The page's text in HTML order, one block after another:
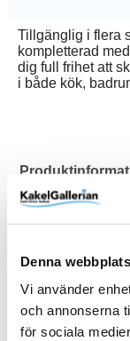
Denna
Vi använder
och annonserna
för sociala
Tillgänglig i flera
kompletterad
dig full frihet att
i både kök,
Frostsäker
Sättyta
Serie
Tål Golvvärme
Typ
Varumärke
Yta
Visa fler